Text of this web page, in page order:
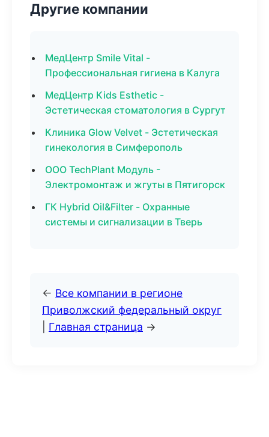
Другие компании
МедЦентр Smile Vital -
Профессиональная гигиена в Калуга
МедЦентр Kids Esthetic -
Эстетическая стоматология в Сургут
Клиника Glow Velvet - Эстетическая
гинекология в Симферополь
ООО TechPlant Модуль -
Электромонтаж и жгуты в Пятигорск
ГК Hybrid Oil&Filter - Охранные
системы и сигнализации в Тверь
← Все компании в регионе
Приволжский федеральный округ
Главная страница →